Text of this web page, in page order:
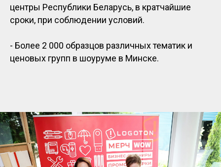
центры Республики Беларусь, в кратчайшие
сроки, при соблюдении условий.
- Более 2 000 образцов различных тематик и
ценовых групп в шоуруме в Минске.